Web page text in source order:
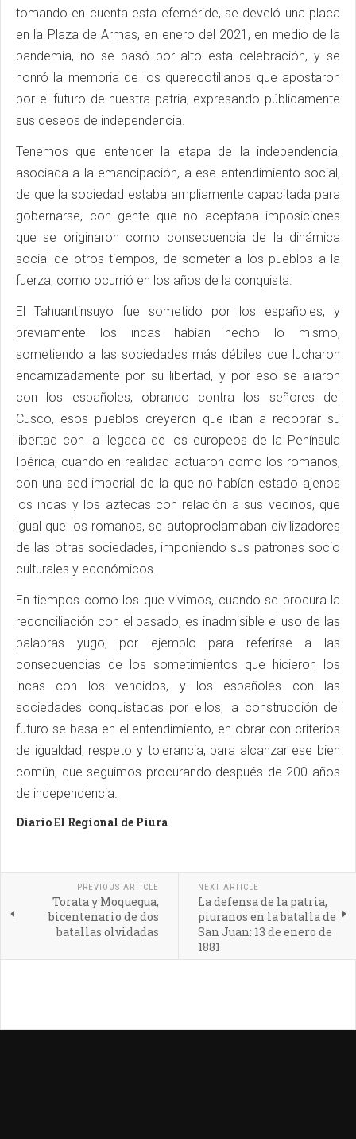
tomando en cuenta esta efeméride, se develó una placa
en la Plaza de Armas, en enero del 2021, en medio de la
pandemia, no se pasó por alto esta celebración, y se
honró la memoria de los querecotillanos que apostaron
por el futuro de nuestra patria, expresando públicamente
sus deseos de independencia.
Tenemos que entender la etapa de la independencia,
asociada a la emancipación, a ese entendimiento social,
de que la sociedad estaba ampliamente capacitada para
gobernarse, con gente que no aceptaba imposiciones
que se originaron como consecuencia de la dinámica
social de otros tiempos, de someter a los pueblos a la
fuerza, como ocurrió en los años de la conquista.
El Tahuantinsuyo fue sometido por los españoles, y
previamente los incas habían hecho lo mismo,
sometiendo a las sociedades más débiles que lucharon
encarnizadamente por su libertad, y por eso se aliaron
con los españoles, obrando contra los señores del
Cusco, esos pueblos creyeron que iban a recobrar su
libertad con la llegada de los europeos de la Península
Ibérica, cuando en realidad actuaron como los romanos,
con una sed imperial de la que no habían estado ajenos
los incas y los aztecas con relación a sus vecinos, que
igual que los romanos, se autoproclamaban civilizadores
de las otras sociedades, imponiendo sus patrones socio
culturales y económicos.
En tiempos como los que vivimos, cuando se procura la
reconciliación con el pasado, es inadmisible el uso de las
palabras yugo, por ejemplo para referirse a las
consecuencias de los sometimientos que hicieron los
incas con los vencidos, y los españoles con las
sociedades conquistadas por ellos, la construcción del
futuro se basa en el entendimiento, en obrar con criterios
de igualdad, respeto y tolerancia, para alcanzar ese bien
común, que seguimos procurando después de 200 años
de independencia.
Diario El Regional de Piura
PREVIOUS ARTICLE
Torata y Moquegua,
bicentenario de dos
batallas olvidadas
NEXT ARTICLE
La defensa de la patria,
piuranos en la batalla de
San Juan: 13 de enero de
1881